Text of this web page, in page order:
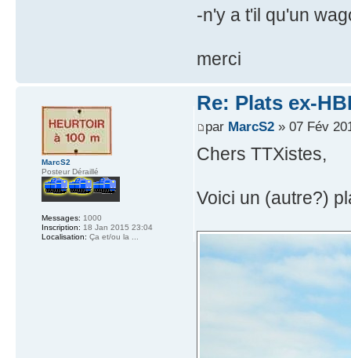
-n'y a t'il qu'un
merci
Re: Plats ex-
par MarcS2» 07 Fév
Chers TTXistes,
Voici un (autre?)
MarcS2
Posteur Déraillé
Messages: 1000
Inscription: 18 Jan 2015 23:04
Localisation: Ça et/ou la ...